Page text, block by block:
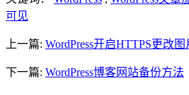
可见
上一篇: WordPress开启HTTPS更改
下一篇: WordPress博客网站备份方法